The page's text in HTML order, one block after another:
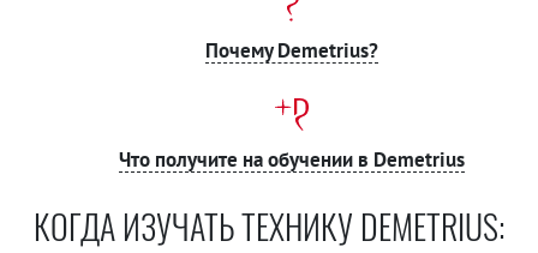
Почему Demetrius?
Что получите на обучении в Demetrius
КОГДА ИЗУЧАТЬ ТЕХНИКУ DEMETRIUS: